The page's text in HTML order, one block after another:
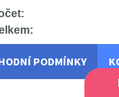
PODMÍNKY